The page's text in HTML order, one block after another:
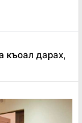
къоал дарах,